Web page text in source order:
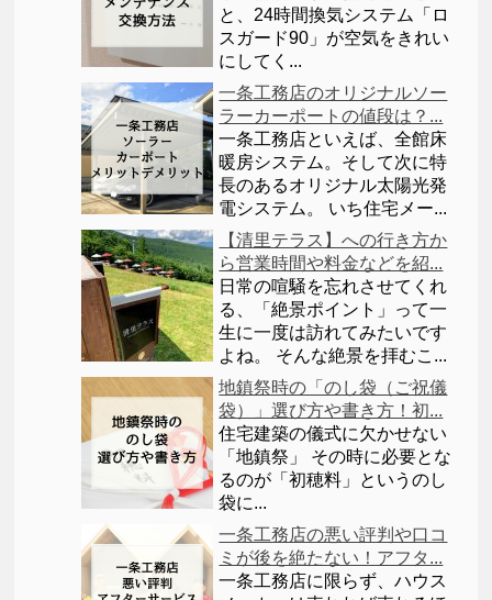
と、24時間換気システム「ロ
スガード90」が空気をきれい
にしてく...
一条工務店のオリジナルソー
ラーカーポートの値段は？...
一条工務店といえば、全館床
暖房システム。そして次に特
長のあるオリジナル太陽光発
電システム。 いち住宅メー...
【清里テラス】への行き方か
ら営業時間や料金などを紹...
日常の喧騒を忘れさせてくれ
る、「絶景ポイント」って一
生に一度は訪れてみたいです
よね。 そんな絶景を拝むこ...
地鎮祭時の「のし袋（ご祝儀
袋）」選び方や書き方！初...
住宅建築の儀式に欠かせない
「地鎮祭」 その時に必要とな
るのが「初穂料」というのし
袋に...
一条工務店の悪い評判や口コ
ミが後を絶たない！アフタ...
一条工務店に限らず、ハウス